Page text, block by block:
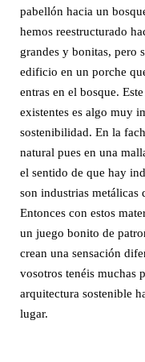
pabellón hacia un
hemos reestructurado
grandes y bonitas, pero
edificio en un porche
entras en el bosque.
existentes es algo muy
sostenibilidad. En la
natural pues en una
el sentido de que hay
son industrias metálicas
Entonces con estos
un juego bonito de
crean una sensación
vosotros tenéis muchas
arquitectura sostenible
lugar.